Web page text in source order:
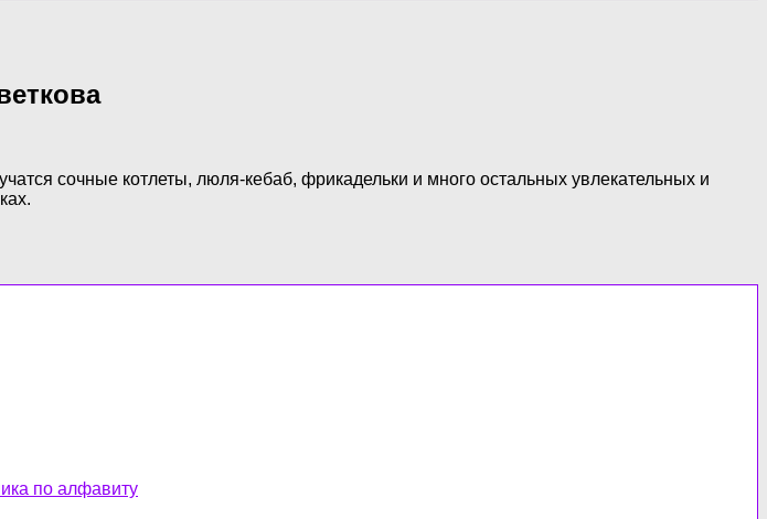
сочные котлеты, люля-кебаб, фрикадельки и много остальных увлекательных и
по алфавиту